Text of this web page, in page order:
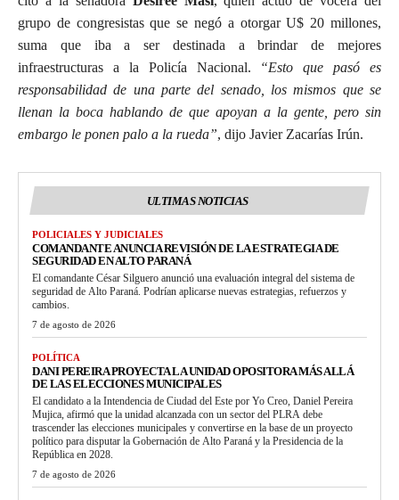
grupo de congresistas que se negó a otorgar U$ 20 millones,
suma que iba a ser destinada a brindar de mejores
infraestructuras a la Policía Nacional. “Esto que pasó es
responsabilidad de una parte del senado, los mismos que se
llenan la boca hablando de que apoyan a la gente, pero sin
embargo le ponen palo a la rueda”, dijo Javier Zacarías Irún.
ULTIMAS NOTICIAS
POLICIALES Y JUDICIALES
COMANDANTE ANUNCIA REVISIÓN DE LA ESTRATEGIA DE
SEGURIDAD EN ALTO PARANÁ
El comandante César Silguero anunció una evaluación integral del sistema de
seguridad de Alto Paraná. Podrían aplicarse nuevas estrategias, refuerzos y
cambios.
7 de agosto de 2026
POLÍTICA
DANI PEREIRA PROYECTA LA UNIDAD OPOSITORA MÁS ALLÁ
DE LAS ELECCIONES MUNICIPALES
El candidato a la Intendencia de Ciudad del Este por Yo Creo, Daniel Pereira
Mujica, afirmó que la unidad alcanzada con un sector del PLRA debe
trascender las elecciones municipales y convertirse en la base de un proyecto
político para disputar la Gobernación de Alto Paraná y la Presidencia de la
República en 2028.
7 de agosto de 2026